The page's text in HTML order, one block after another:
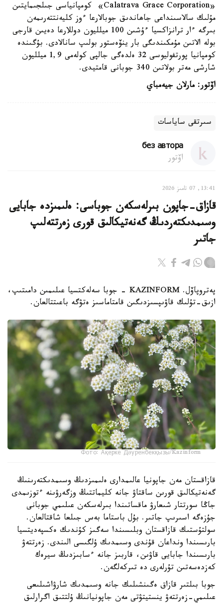
«Calatrava Grace Corporation» كومپانياسى جىلجىمايتىن
مۇلىك سالاسىنداعى جاھاندىق جوبالارعا ءوز كليەنتتەرىمەن
بىرگە ءار ترانزاكسيا ءۇشىن 100 ميلليون دوللارعا دەيىن قارجى
بولە الاتىن مۇمكىندىگى بار ينۆەستور بولىپ سانالادى. بۇگىندە
كومپانيا پورتفوليوسى 32 ەلدەگى جالپى كولەمى 1,9 ميلليون
شارشى مەتر بولاتىن 340 جوبانى قامتيدى.
اۆتور: مارلان جيەمباي
سىرتقى ساياسات
без автора
اۆتور
13:41, 07 تامىز 2026
قازاق-جاپون بىرلەسكەن جوباسى: ەلىمىزدە جابايى
وسىمدىكتەردىڭ گەنەتيكالىق قورى زەرتتەلىپ
جاتىر
پەتروپاۆل. KAZINFORM - جوبا سەلەكتسيا عىلىمىن دامىتىپ،
ازىق-تۇلىك قاۋىپسىزدىگىن قامتاماسىز ەتۋگە باعىتتالعان.
Фото: Ақерке Дәуренбекқызы/Kazinform
قازاقستان مەن جاپونيا عالىمدارى ەلىمىزدىڭ وسىمدىكتەرىنىڭ
گەنەتيكالىق قورىن ساقتاۋ جانە كليماتتىڭ وزگەرۋىنە ءتوزىمدى
جاڭا سورتتار شىعارۋ ماقساتىندا بىرلەسكەن عىلىمي جوبانى
جۇزەگە اسىرىپ جاتىر. بۇل باستاما بەس جىلعا شاقتالعان.
سولتۇستىك قازاقستان وبلىسىندا سەگىز كۇندىك ەكسپەديتسيا
بارىسىندا ونداعان قۇندى وسىمدىك ۇلگىسى الىندى. زەرتتەۋ
بارىسىندا جابايى قاۋىن، قاربىز جانە ءسابىزدىڭ سيرەك
كەزدەسەتىن تۇرلەرى دە تىركەلگەن.
جوبا بىلتىر قازاق ەگىنشىلىك جانە وسىمدىك شارۋاشىلىعى
عىلىمي-زەرتتەۋ ينستيتۋتى مەن جاپونيانىڭ ۇلتتىق اگرارلىق